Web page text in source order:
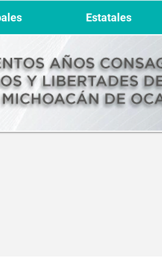
Estatales